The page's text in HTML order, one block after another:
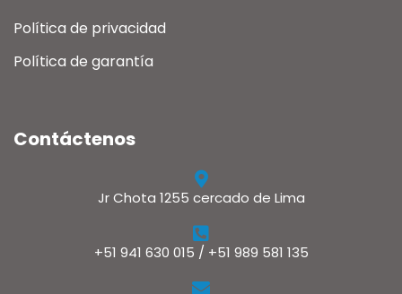
Política de privacidad
Política de garantía
Contáctenos
Jr Chota 1255 cercado de Lima
+51 941 630 015 / +51 989 581 135